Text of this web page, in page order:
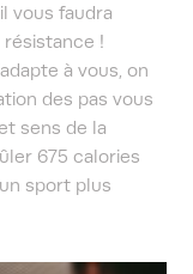
vous faudra
résistance !
à vous, on
des pas vous
sens de la
675 calories
sport plus